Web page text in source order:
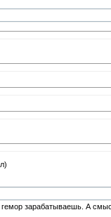
зарабатываешь. А